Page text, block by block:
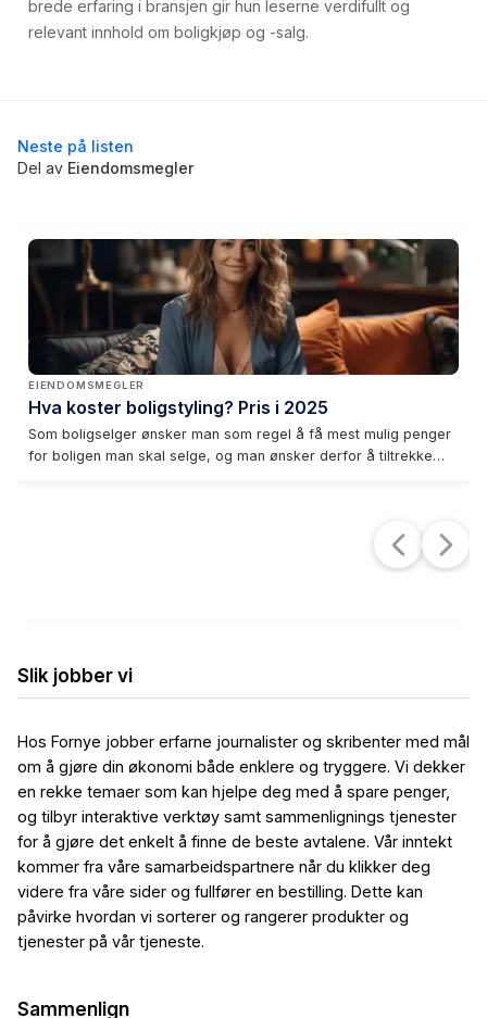
brede erfaring i bransjen gir hun leserne verdifullt og
relevant innhold om boligkjøp og -salg.
Neste på listen
Del av Eiendomsmegler
EIENDOMSMEGLER
Hva koster boligstyling? Pris i 2025
Som boligselger ønsker man som regel å få mest mulig penger
for boligen man skal selge, og man ønsker derfor å tiltrekke
Slik jobber vi
Hos Fornye jobber erfarne journalister og skribenter med mål
om å gjøre din økonomi både enklere og tryggere. Vi dekker
en rekke temaer som kan hjelpe deg med å spare penger,
og tilbyr interaktive verktøy samt sammenlignings tjenester
for å gjøre det enkelt å finne de beste avtalene. Vår inntekt
kommer fra våre samarbeidspartnere når du klikker deg
videre fra våre sider og fullfører en bestilling. Dette kan
påvirke hvordan vi sorterer og rangerer produkter og
tjenester på vår tjeneste.
Sammenlign